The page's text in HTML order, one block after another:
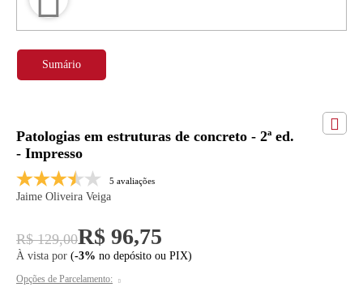
Sumário
Patologias em estruturas de concreto - 2ª ed.
- Impresso
5 avaliações
Jaime Oliveira Veiga
R$ 129,00R$ 96,75
À vista por (-3% no depósito ou PIX)
Opções de Parcelamento: